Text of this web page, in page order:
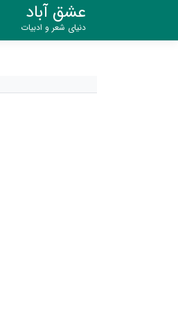
عشق آباد
دنیای شعر و ادبیات